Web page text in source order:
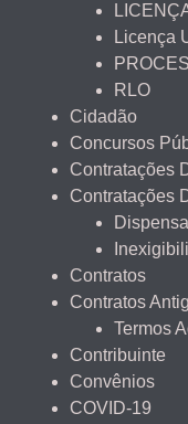
Licença
RLO
Cidadão
Concursos
Contratações
Contratações
Dispensa
Contratos
Contratos
Termos
Contribuinte
Convênios
COVID-19